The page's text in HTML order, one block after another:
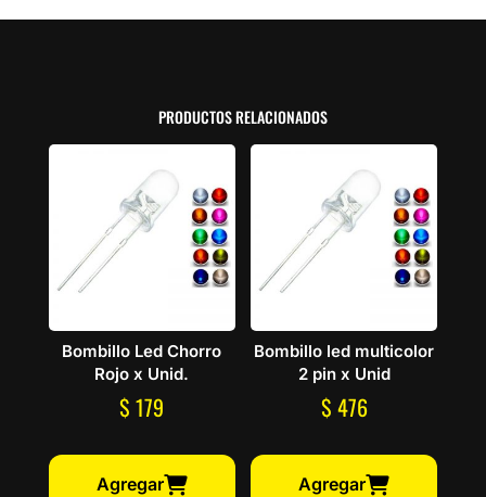
PRODUCTOS RELACIONADOS
Bombillo Led Chorro
Rojo x Unid.
$ 179
Agregar
Bombillo led multicolor
2 pin x Unid
$ 476
Agregar